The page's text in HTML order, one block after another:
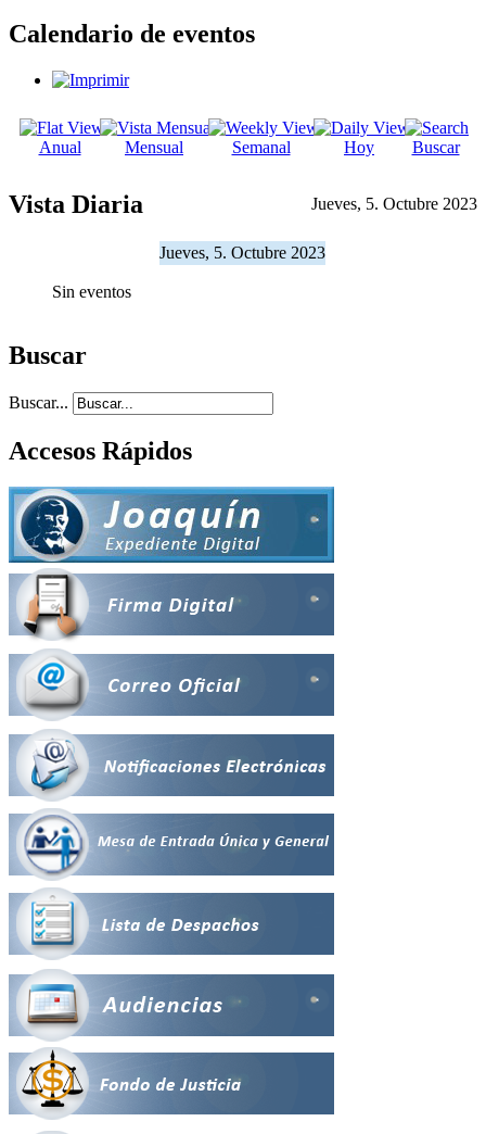
Calendario de eventos
Anual Mensual Semanal Hoy Buscar
Vista Diaria Jueves, 5. Octubre 2023
Jueves, 5. Octubre 2023
Sin eventos
Buscar
Buscar...
Accesos Rápidos